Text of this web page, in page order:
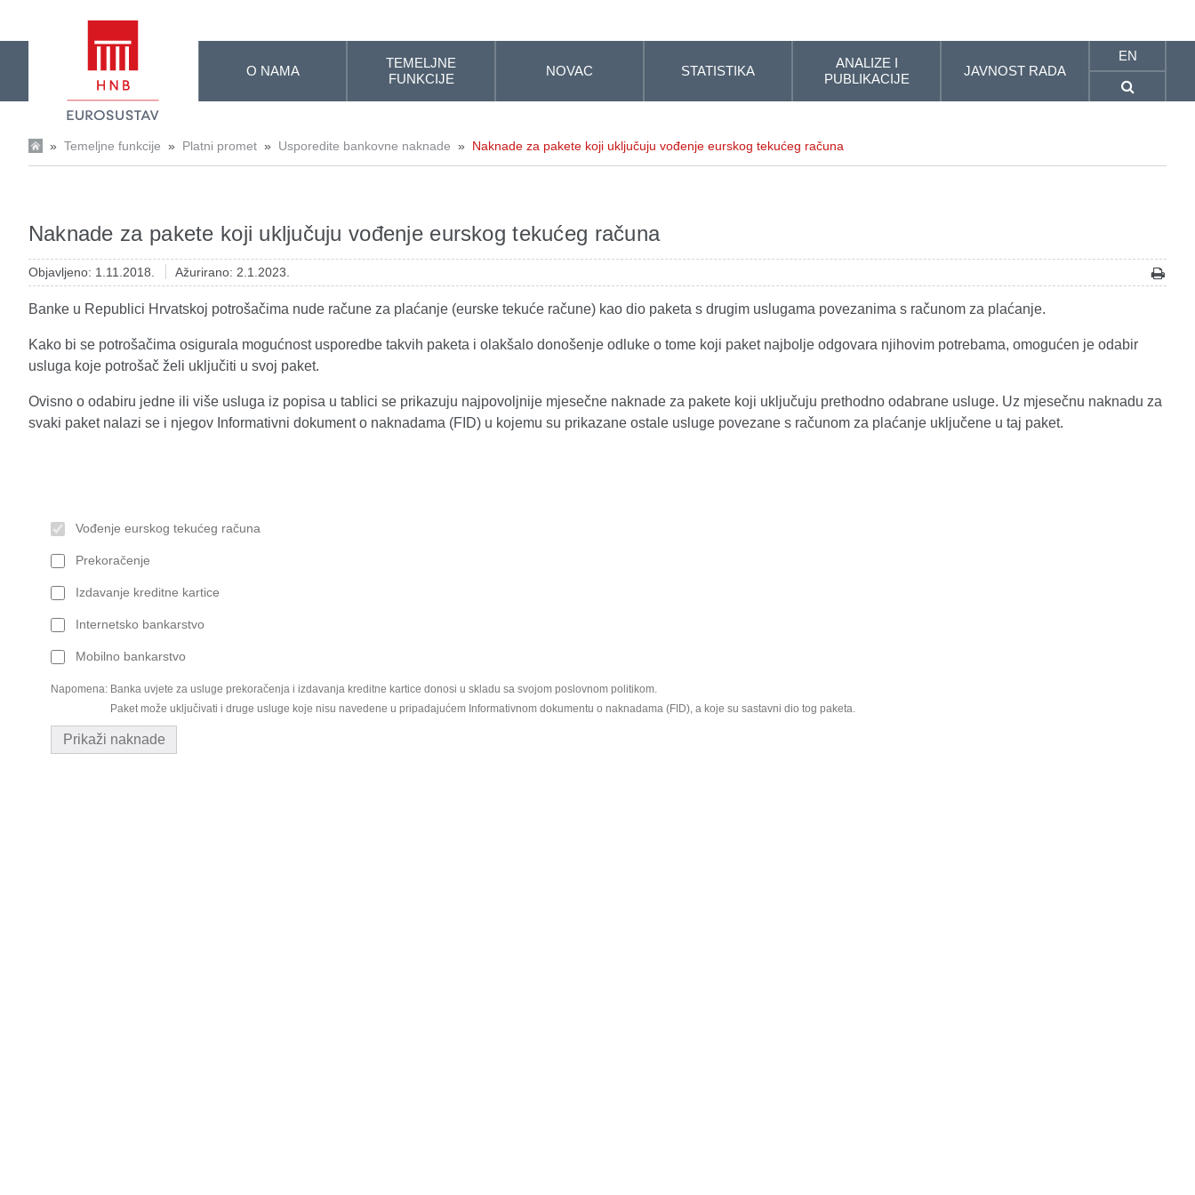
O NAMA
TEMELJNE
FUNKCIJE
NOVAC STATISTIKA
ANALIZE I
PUBLIKACIJE
JAVNOST RADA
EN
» Temeljne funkcije » Platni promet » Usporedite bankovne naknade » Naknade za pakete koji uključuju vođenje eurskog tekućeg računa
Naknade za pakete koji uključuju vođenje eurskog tekućeg računa
Objavljeno: 1.11.2018. Ažurirano: 2.1.2023.
Banke u Republici Hrvatskoj potrošačima nude račune za plaćanje (eurske tekuće račune) kao dio paketa s drugim uslugama povezanima s računom za plaćanje.
Kako bi se potrošačima osigurala mogućnost usporedbe takvih paketa i olakšalo donošenje odluke o tome koji paket najbolje odgovara njihovim potrebama, omogućen je odabir
usluga koje potrošač želi uključiti u svoj paket.
Ovisno o odabiru jedne ili više usluga iz popisa u tablici se prikazuju najpovoljnije mjesečne naknade za pakete koji uključuju prethodno odabrane usluge. Uz mjesečnu naknadu za
svaki paket nalazi se i njegov Informativni dokument o naknadama (FID) u kojemu su prikazane ostale usluge povezane s računom za plaćanje uključene u taj paket.
Vođenje eurskog tekućeg računa
Prekoračenje
Izdavanje kreditne kartice
Internetsko bankarstvo
Mobilno bankarstvo
Napomena: Banka uvjete za usluge prekoračenja i izdavanja kreditne kartice donosi u skladu sa svojom poslovnom politikom.
Paket može uključivati i druge usluge koje nisu navedene u pripadajućem Informativnom dokumentu o naknadama (FID), a koje su sastavni dio tog paketa.
Prikaži naknade